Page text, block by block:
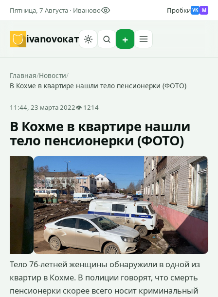
Пятница, 7 Августа · Иваново Пробки VK M
ivanovoкат
Главная/Новости/
В Кохме в квартире нашли тело пенсионерки (ФОТО)
11:44, 23 марта 2022👁 1214
В Кохме в квартире нашли
тело пенсионерки (ФОТО)
Тело 76-летней женщины обнаружили в одной из
квартир в Кохме. В полиции говорят, что смерть
пенсионерки скорее всего носит криминальный